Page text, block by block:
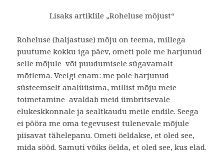
Lisaks artiklile „Roheluse mõjust“
Roheluse (haljastuse) mõju on teema, millega
puutume kokku iga päev, ometi pole me harjunud
selle mõjule või puudumisele sügavamalt
mõtlema. Veelgi enam: me pole harjunud
süsteemselt analüüsima, millist mõju meie
toimetamine avaldab meid ümbritsevale
elukeskkonnale ja sealtkaudu meile endile. Seega
ei pööra me oma tegevusest tulenevale mõjule
piisavat tähelepanu. Ometi öeldakse, et oled see,
mida sööd. Samuti võiks öelda, et oled see, kus elad.